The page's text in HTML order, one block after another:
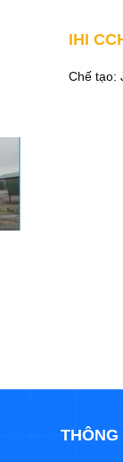
IHI
Chế tạo:
THÔNG